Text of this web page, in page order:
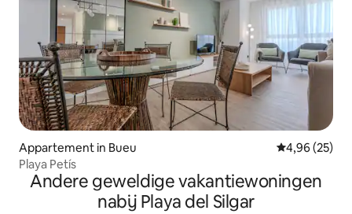
Appartement in Bueu Gemiddelde
4,96 (25)
Playa Petís
Andere geweldige vakantiewoningen
nabij Playa del Silgar